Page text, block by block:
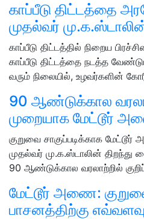
காப்பீடு திட்டத்தை
முதல்வர்
காப்பீடு திட்டத்தில் நிறைய
காப்பீடு திட்டத்தை நடத்த
வரும் நிலையில், உழவர்களின்
90 ஆண்டுக்கால
முறையாக மேட்டூர்
குறுவை சாகுப்படிக்காக
முதல்வர் மு.க.ஸ்டாலின்
90 ஆண்டுக்கால வரலாற்றில்
மேட்டூர் அணை:
பாசனத்திற்கு